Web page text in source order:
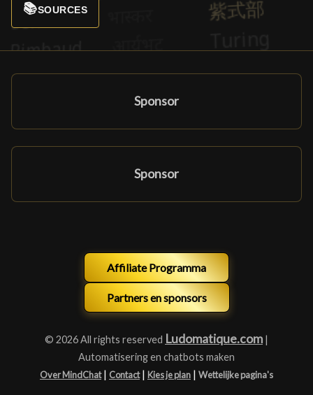
📚SOURCES
Sponsor
Sponsor
Affiliate Programma
Partners en sponsors
© 2026 All rights reserved Ludomatique.com |
Automatisering en chatbots maken
Over MindChat | Contact | Kies je plan | Wettelijke pagina's